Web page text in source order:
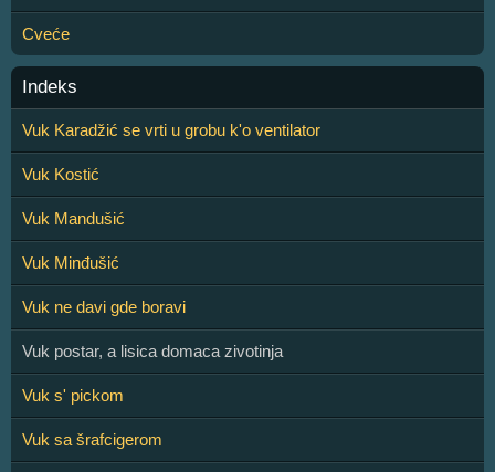
Cveće
Indeks
Vuk Karadžić se vrti u grobu k'o ventilator
Vuk Kostić
Vuk Mandušić
Vuk Minđušić
Vuk ne davi gde boravi
Vuk postar, a lisica domaca zivotinja
Vuk s' pickom
Vuk sa šrafcigerom